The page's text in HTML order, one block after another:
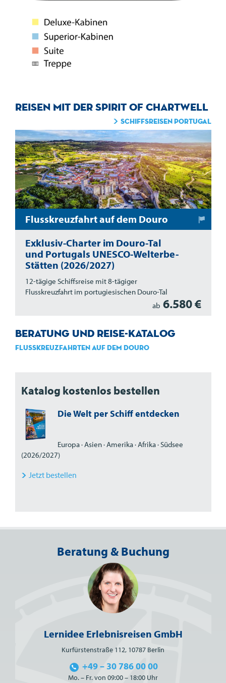
Reisen mit der Spirit of Chartwell
Schiffsreisen Portugal
Flusskreuzfahrt auf dem Douro
Exklusiv-Charter im Douro-Tal
und Portugals UNESCO-Welterbe-
Stätten (2026/2027)
12-tägige Schiffsreise mit 8-tägiger
Flusskreuzfahrt im portugiesischen Douro-Tal
ab 6.580 €
Beratung und Reise-Katalog
Flusskreuzfahrten auf dem Douro
Katalog kostenlos bestellen
Die Welt per Schiff entdecken
Europa · Asien · Amerika · Afrika · Südsee
(2026/2027)
Jetzt bestellen
Beratung & Buchung
Lernidee Erlebnisreisen GmbH
Kurfürstenstraße 112, 10787 Berlin
+49 – 30 786 00 00
Mo. – Fr. von 09:00 – 18:00 Uhr